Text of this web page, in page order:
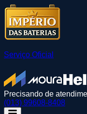
Serviço Oficial
Precisando de
(013) 99608-8408